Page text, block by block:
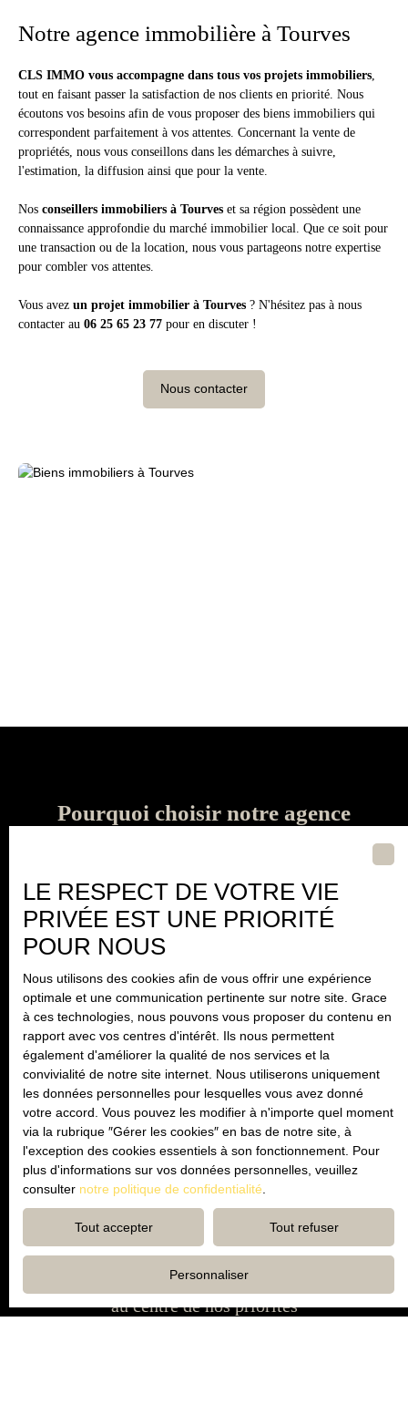
Notre agence immobilière à Tourves
CLS IMMO vous accompagne dans tous vos projets immobiliers
tout en faisant passer la satisfaction de nos clients en priorité. Nous
écoutons vos besoins afin de vous proposer des biens immobiliers qui
correspondent parfaitement à vos attentes. Concernant la vente de
propriétés, nous vous conseillons dans les démarches à suivre,
l'estimation, la diffusion ainsi que pour la vente.
Nos conseillers immobiliers à Tourves et sa région possèdent une
connaissance approfondie du marché immobilier local. Que ce soit pour
une transaction ou de la location, nous vous partageons notre expertise
pour combler vos attentes.
Vous avez un projet immobilier à Tourves ? N'hésitez pas à nous
contacter au 06 25 65 23 77 pour en discuter !
Nous contacter
Pourquoi choisir notre agence
Une agence de proximité
à taille humaine
Transparence et satisfaction client
au centre de nos priorités
LE RESPECT DE VOTRE VIE
PRIVÉE EST UNE PRIORITÉ
POUR NOUS
Nous utilisons des cookies afin de vous offrir une expérience
optimale et une communication pertinente sur notre site. Grace
à ces technologies, nous pouvons vous proposer du contenu en
rapport avec vos centres d'intérêt. Ils nous permettent
également d'améliorer la qualité de nos services et la
convivialité de notre site internet. Nous utiliserons uniquement
les données personnelles pour lesquelles vous avez donné
votre accord. Vous pouvez les modifier à n'importe quel moment
via la rubrique ″Gérer les cookies″ en bas de notre site, à
l'exception des cookies essentiels à son fonctionnement. Pour
plus d'informations sur vos données personnelles, veuillez
consulter notre politique de confidentialité
Tout accepter Tout refuser
Personnaliser